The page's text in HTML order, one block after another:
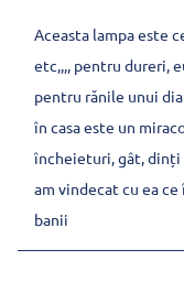
Aceasta lampa este
etc,,,, pentru dureri,
pentru rănile unui
în casa este un
încheieturi, gât, dinți
am vindecat cu ea
banii